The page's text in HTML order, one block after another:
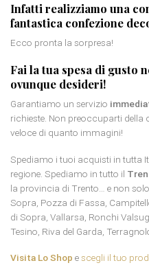
Infatti realizziamo una
fantastica confezione
Ecco pronta la sorpresa!
Fai la tua spesa di gusto
ovunque desideri!
Garantiamo un servizio
richieste. Non preoccuparti
veloce di quanto immagini!
Spediamo i tuoi acquisti in tutta
regione. Spediamo in tutto il
la provincia di Trento… e non
Sopra, Pozza di Fassa,
di Sopra, Vallarsa, Ronchi
Tesino, Riva del Garda,
Visita Lo Shop escegli il tuo